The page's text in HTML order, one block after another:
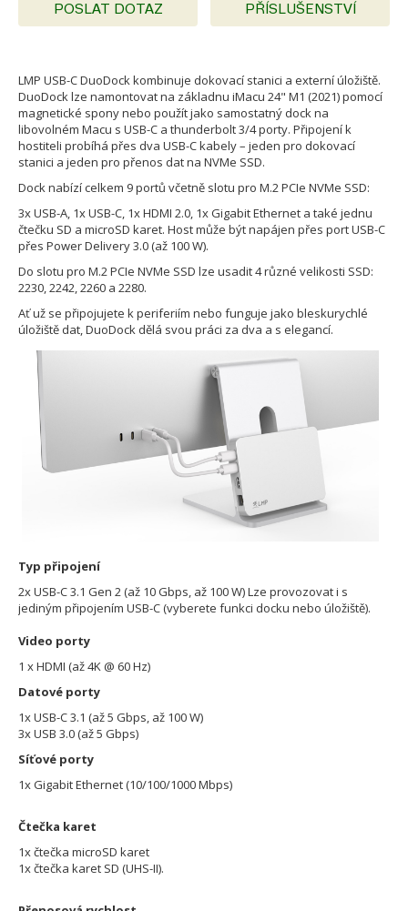
POSLAT DOTAZ PŘÍSLUŠENSTVÍ
LMP USB-C DuoDock kombinuje dokovací stanici a externí úložiště.
DuoDock lze namontovat na základnu iMacu 24" M1 (2021) pomocí
magnetické spony nebo použít jako samostatný dock na
libovolném Macu s USB-C a thunderbolt 3/4 porty. Připojení k
hostiteli probíhá přes dva USB-C kabely – jeden pro dokovací
stanici a jeden pro přenos dat na NVMe SSD.
Dock nabízí celkem 9 portů včetně slotu pro M.2 PCIe NVMe SSD:
3x USB-A, 1x USB-C, 1x HDMI 2.0, 1x Gigabit Ethernet a také jednu
čtečku SD a microSD karet. Host může být napájen přes port USB-C
přes Power Delivery 3.0 (až 100 W).
Do slotu pro M.2 PCIe NVMe SSD lze usadit 4 různé velikosti SSD:
2230, 2242, 2260 a 2280.
Ať už se připojujete k periferiím nebo funguje jako bleskurychlé
úložiště dat, DuoDock dělá svou práci za dva a s elegancí.
Typ připojení
2x USB-C 3.1 Gen 2 (až 10 Gbps, až 100 W) Lze provozovat i s
jediným připojením USB-C (vyberete funkci docku nebo úložiště).
Video porty
1 x HDMI (až 4K @ 60 Hz)
Datové porty
1x USB-C 3.1 (až 5 Gbps, až 100 W)
3x USB 3.0 (až 5 Gbps)
Síťové porty
1x Gigabit Ethernet (10/100/1000 Mbps)
Čtečka karet
1x čtečka microSD karet
1x čtečka karet SD (UHS-II).